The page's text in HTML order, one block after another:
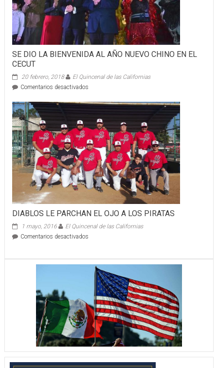
SE DIO LA BIENVENIDA AL AÑO NUEVO CHINO EN EL
CECUT
20 febrero, 2018
El Quincenal de las Californias
Comentarios desactivadosen
DIO
BIENVENIDA
AL
AÑO
NUEVO
CHINO
EN
EL
CECUT
DIABLOS LE PARCHAN EL OJO A LOS PIRATAS
1 mayo, 2016
El Quincenal de las Californias
Comentarios desactivadosen
OJO
LOS
PIRATAS